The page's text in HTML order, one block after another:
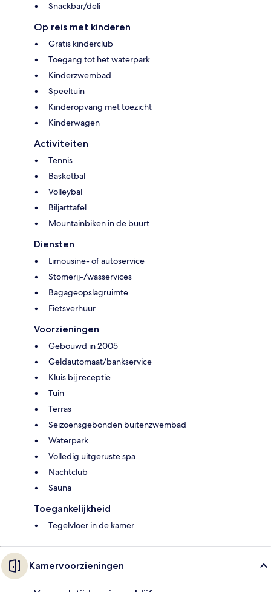
Snackbar/deli
Op reis met kinderen
Gratis kinderclub
Toegang tot het waterpark
Kinderzwembad
Speeltuin
Kinderopvang met toezicht
Kinderwagen
Activiteiten
Tennis
Basketbal
Volleybal
Biljarttafel
Mountainbiken in de buurt
Diensten
Limousine- of autoservice
Stomerij-/wasservices
Bagageopslagruimte
Fietsverhuur
Voorzieningen
Gebouwd in 2005
Geldautomaat/bankservice
Kluis bij receptie
Tuin
Terras
Seizoensgebonden buitenzwembad
Waterpark
Volledig uitgeruste spa
Nachtclub
Sauna
Toegankelijkheid
Tegelvloer in de kamer
Kamervoorzieningen